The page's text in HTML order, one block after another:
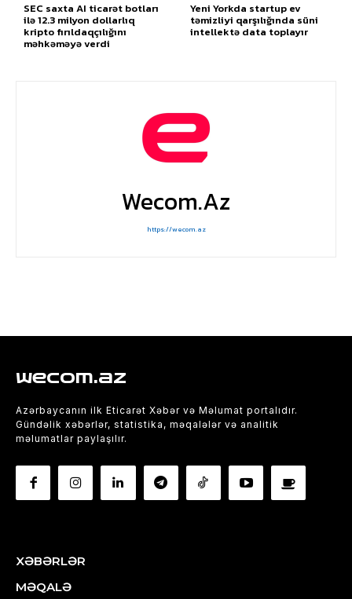
SEC saxta AI ticarət botları
ilə 12.3 milyon dollarlıq
kripto fırıldaqçılığını
məhkəməyə verdi
Yeni Yorkda startup ev
təmizliyi qarşılığında süni
intellektə data toplayır
Wecom.az
https://wecom.az
wecom.az
Azərbaycanın ilk Eticarət Xəbər və Məlumat portalıdır.
Gündəlik xəbərlər, statistika, məqalələr və analitik
məlumatlar paylaşılır.
XƏBƏRLƏR
MƏQALƏ